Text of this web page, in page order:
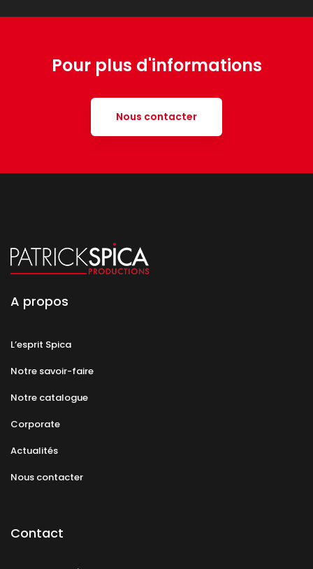
Pour plus d'informations
Nous contacter
A propos
L’esprit Spica
Notre savoir-faire
Notre catalogue
Corporate
Actualités
Nous contacter
Contact